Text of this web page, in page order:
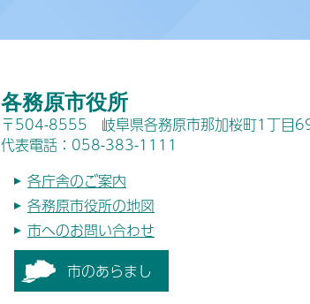
各務原市役所
〒504-8555 岐阜県各務原市那加桜町1丁目
代表電話：058-383-1111
各庁舎のご案内
各務原市役所の地図
市へのお問い合わせ
市のあらまし